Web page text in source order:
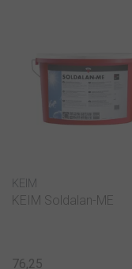
KEIM
KEIM Soldalan-ME
76,25